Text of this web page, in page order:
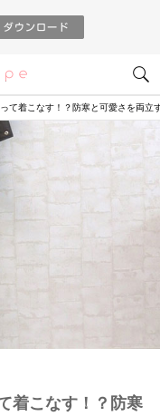
恋愛レシピ
て着こなす！？防寒と可愛さを両立
着こなす！？防寒